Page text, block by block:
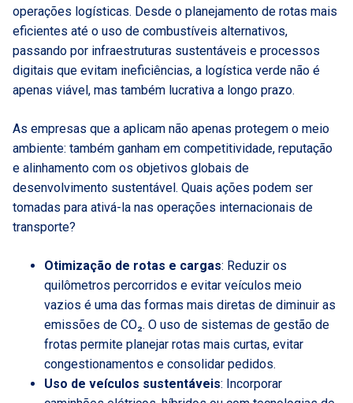
operações logísticas. Desde o planejamento de rotas mais
eficientes até o uso de combustíveis alternativos,
passando por infraestruturas sustentáveis e processos
digitais que evitam ineficiências, a logística verde não é
apenas viável, mas também lucrativa a longo prazo.
As empresas que a aplicam não apenas protegem o meio
ambiente: também ganham em competitividade, reputação
e alinhamento com os objetivos globais de
desenvolvimento sustentável. Quais ações podem ser
tomadas para ativá-la nas operações internacionais de
transporte?
Otimização de rotas e cargas: Reduzir os
quilômetros percorridos e evitar veículos meio
vazios é uma das formas mais diretas de diminuir as
emissões de CO₂. O uso de sistemas de gestão de
frotas permite planejar rotas mais curtas, evitar
congestionamentos e consolidar pedidos.
Uso de veículos sustentáveis: Incorporar